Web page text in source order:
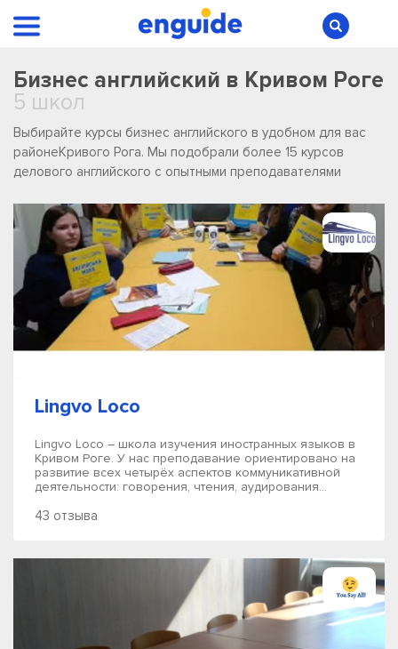
Бизнес английский в Кривом Роге
5 школ
Выбирайте курсы бизнес английского в удобном для вас
районеКривого Рога. Мы подобрали более 15 курсов
делового английского с опытными преподавателями
Lingvo Loco
Lingvo Loco – школа изучения иностранных языков в
Кривом Роге. У нас преподавание ориентировано на
развитие всех четырёх аспектов коммуникативной
деятельности: говорения, чтения, аудирования...
43 отзыва